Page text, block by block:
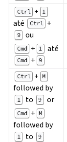
Ctrl + 1
até Ctrl +
9 ou
Cmd + 1 até
Cmd + 9
Ctrl + M
followed by
1 to 9 or
Cmd + M
followed by
1 to 9